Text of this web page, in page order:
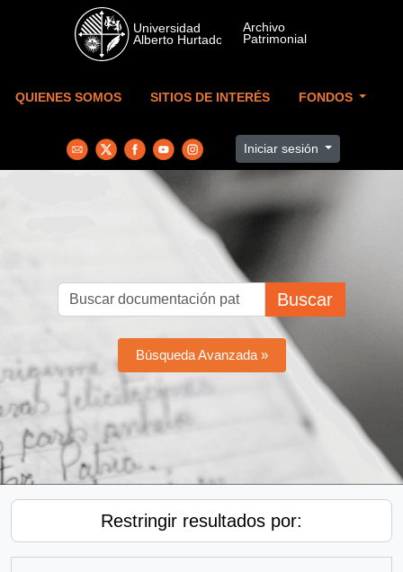
Skip to main content
QUIENES SOMOS SITIOS DE INTERÉS FONDOS
Iniciar sesión
Buscar
Búsqueda Avanzada »
Restringir resultados por: